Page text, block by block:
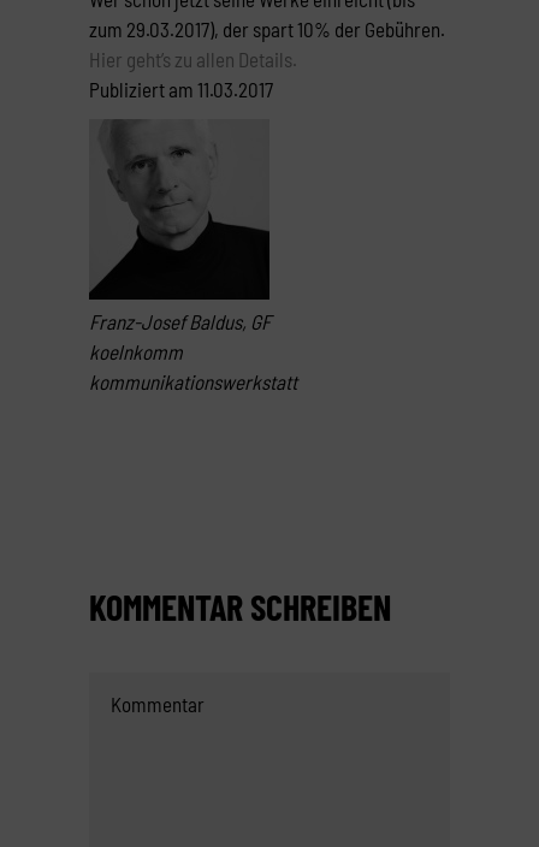
zum 29.03.2017), der spart 10% der Gebühren.
Hier geht’s zu allen Details.
Publiziert am 11.03.2017
Franz-Josef Baldus, GF
koelnkomm
kommunikationswerkstatt
KOMMENTAR SCHREIBEN